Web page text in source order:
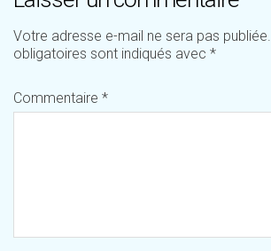
Votre adresse e-mail ne sera pas publiée.
obligatoires sont indiqués avec *
Commentaire *